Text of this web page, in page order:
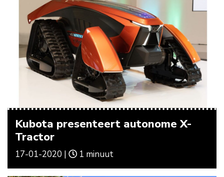
Kubota presenteert autonome X-
Tractor
17-01-2020 | 1 minuut